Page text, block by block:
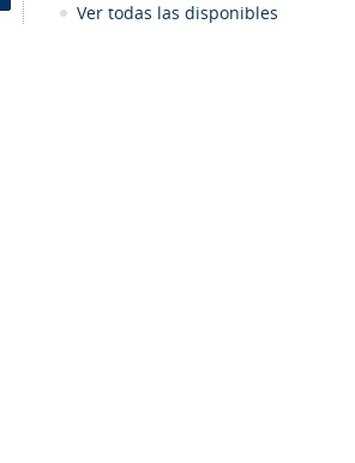
Ver todas las disponibles